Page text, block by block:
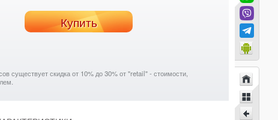
Купить
существует скидка от 10% до 30% от "retail" - стоимости,